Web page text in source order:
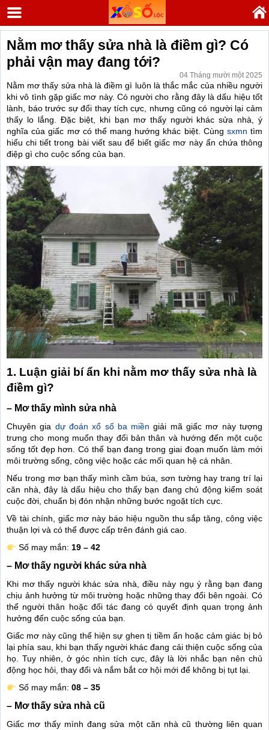
Nằm mơ thấy sửa nhà là điềm gì? Có
phải vận may đang tới?
04 Tháng mười một 2025
Nằm mơ thấy sửa nhà là điềm gì luôn là thắc mắc của nhiều người
khi vô tình gặp giấc mơ này. Có người cho rằng đây là dấu hiệu tốt
lành, báo trước sự đổi thay tích cực, nhưng cũng có người lại cảm
thấy lo lắng. Đặc biệt, khi bạn mơ thấy người khác sửa nhà, ý
nghĩa của giấc mơ có thể mang hướng khác biệt. Cùng sxmn tìm
hiểu chi tiết trong bài viết sau để biết giấc mơ này ẩn chứa thông
điệp gì cho cuộc sống của bạn.
1. Luận giải bí ẩn khi nằm mơ thấy sửa nhà là
điềm gì?
– Mơ thấy mình sửa nhà
Chuyên gia dự đoán xổ số ba miền giải mã giấc mơ này tượng
trưng cho mong muốn thay đổi bản thân và hướng đến một cuộc
sống tốt đẹp hơn. Có thể bạn đang trong giai đoạn muốn làm mới
môi trường sống, công việc hoặc các mối quan hệ cá nhân.
Nếu trong mơ bạn thấy mình cầm búa, sơn tường hay trang trí lại
căn nhà, đây là dấu hiệu cho thấy bạn đang chủ động kiểm soát
cuộc đời, chuẩn bị đón nhận những bước ngoặt tích cực.
Về tài chính, giấc mơ này báo hiệu nguồn thu sắp tăng, công việc
thuận lợi và có thể được cấp trên đánh giá cao.
Số may mắn: 19 – 42
– Mơ thấy người khác sửa nhà
Khi mơ thấy người khác sửa nhà, điều này ngụ ý rằng bạn đang
chịu ảnh hưởng từ môi trường hoặc những thay đổi bên ngoài. Có
thể người thân hoặc đối tác đang có quyết định quan trọng ảnh
hưởng đến cuộc sống của bạn.
Giấc mơ này cũng thể hiện sự ghen tị tiềm ẩn hoặc cảm giác bị bỏ
lại phía sau, khi bạn thấy người khác đang cải thiện cuộc sống của
họ. Tuy nhiên, ở góc nhìn tích cực, đây là lời nhắc bạn nên chủ
động học hỏi, thay đổi và nắm bắt cơ hội mới để không bị tụt lại.
Số may mắn: 08 – 35
– Mơ thấy sửa nhà cũ
Giấc mơ thấy mình đang sửa một căn nhà cũ thường liên quan